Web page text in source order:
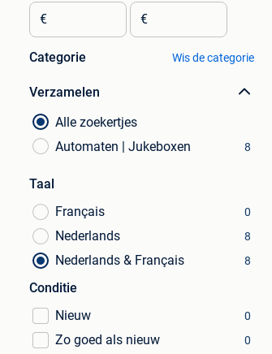
€ €
Categorie Wis de categorie
Verzamelen
Alle zoekertjes
Automaten | Jukeboxen
8
Taal
Français
0
Nederlands 8
Nederlands & Français 8
Conditie
Nieuw
0
Zo goed als nieuw 0